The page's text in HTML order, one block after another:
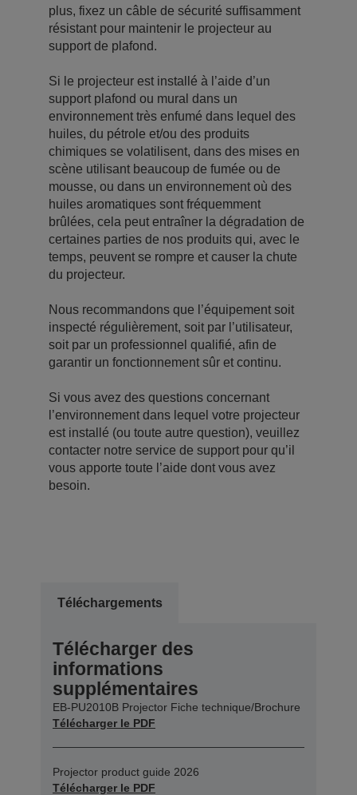
plus, fixez un câble de sécurité suffisamment
résistant pour maintenir le projecteur au
support de plafond.
Si le projecteur est installé à l’aide d’un
support plafond ou mural dans un
environnement très enfumé dans lequel des
huiles, du pétrole et/ou des produits
chimiques se volatilisent, dans des mises en
scène utilisant beaucoup de fumée ou de
mousse, ou dans un environnement où des
huiles aromatiques sont fréquemment
brûlées, cela peut entraîner la dégradation de
certaines parties de nos produits qui, avec le
temps, peuvent se rompre et causer la chute
du projecteur.
Nous recommandons que l’équipement soit
inspecté régulièrement, soit par l’utilisateur,
soit par un professionnel qualifié, afin de
garantir un fonctionnement sûr et continu.
Si vous avez des questions concernant
l’environnement dans lequel votre projecteur
est installé (ou toute autre question), veuillez
contacter notre service de support pour qu’il
vous apporte toute l’aide dont vous avez
besoin.
Téléchargements
Télécharger des
informations
supplémentaires
EB-PU2010B Projector Fiche technique/Brochure
Télécharger le PDF
Projector product guide 2026
Télécharger le PDF